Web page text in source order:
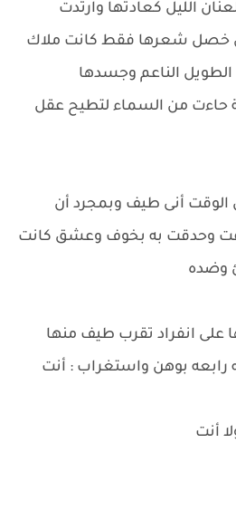
الليل كعادتها وارتدت
شعرها فقط كانت ملاك
الطويل الناعم وجسدها
حاءت من السماء لتطيح عقل
أنى طيف وبمجرد أن
وحدقت به بخوف وعشق كانت
وضده
على انفراد تقرب طيف منها
بوهن واستغراب : أنت
أنت